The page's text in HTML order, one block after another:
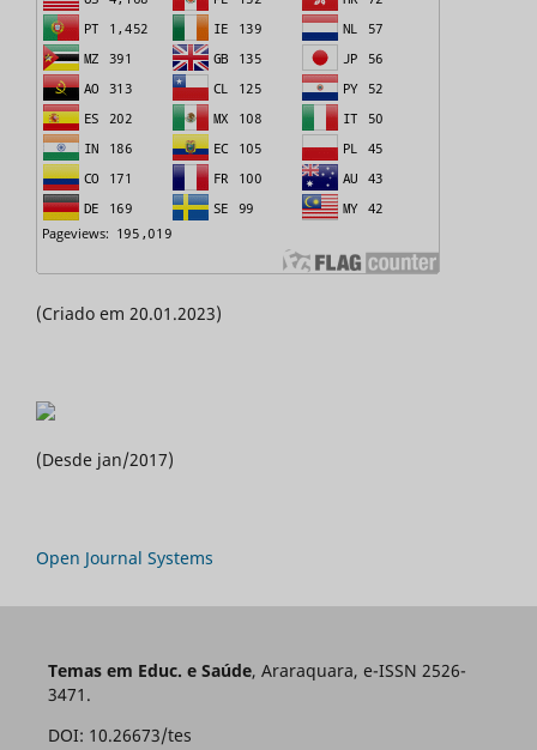
(Criado em 20.01.2023)
(Desde jan/2017)
Open Journal Systems
Temas em Educ. e Saúde, Araraquara, e-ISSN 2526-
3471.
DOI: 10.26673/tes